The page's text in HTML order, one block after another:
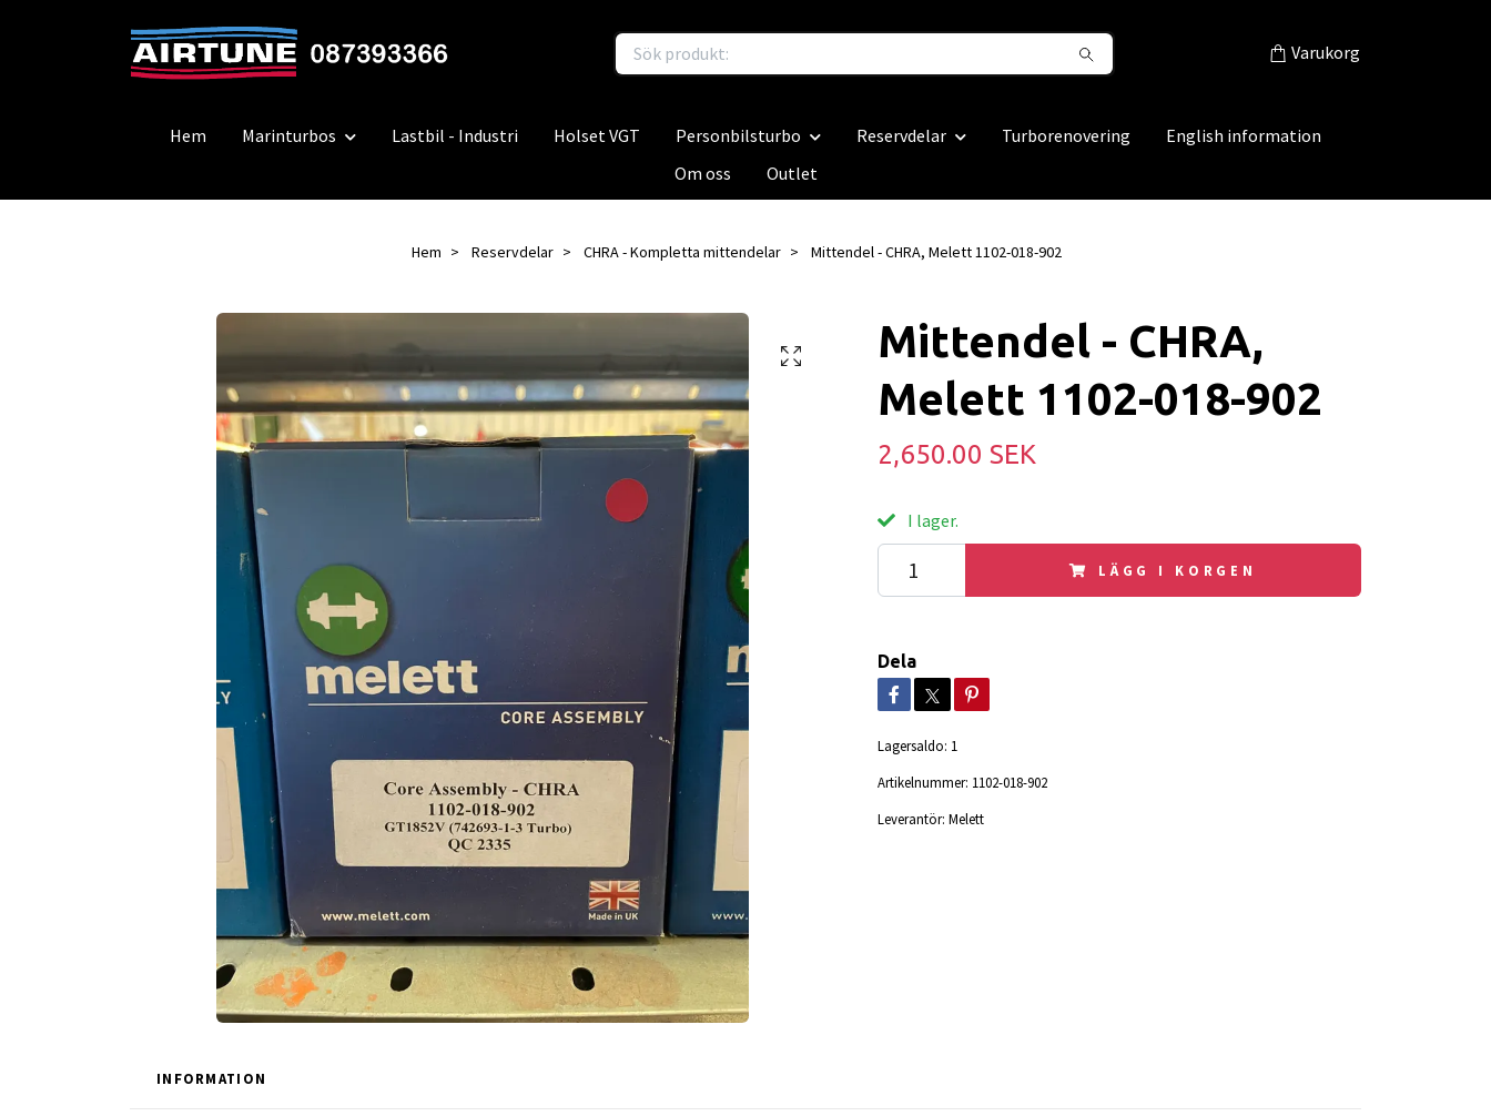
Varukorg
Hem Marinturbos Lastbil - Industri Holset VGT Personbilsturbo Reservdelar Turborenovering
English information
Om oss
Outlet
Hem Reservdelar CHRA - Kompletta mittendelar Mittendel - CHRA, Melett 1102-018-902
Mittendel - CHRA,
Melett 1102-018-902
2,650.00 SEK
I lager.
LÄGG I KORGEN
Dela
Lagersaldo: 1
Artikelnummer: 1102-018-902
Leverantör: Melett
INFORMATION